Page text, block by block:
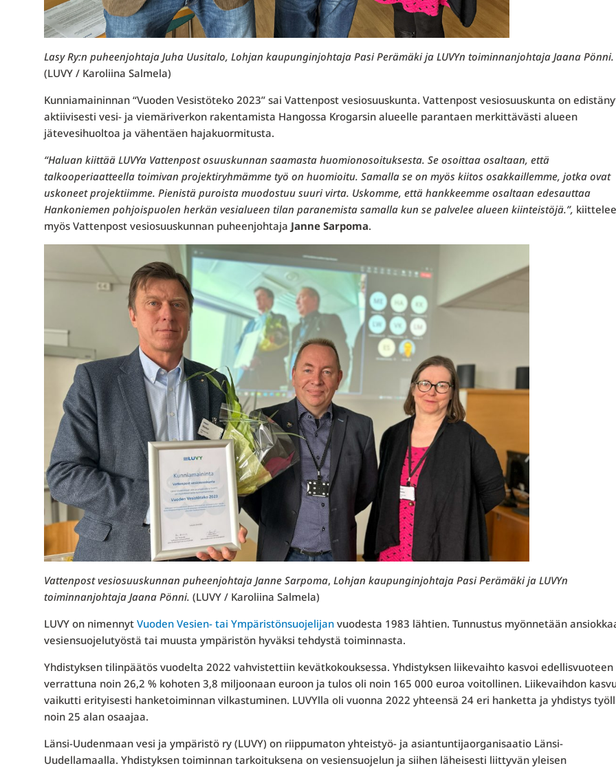
Lasy Ry:n puheenjohtaja Juha Uusitalo, Lohjan kaupunginjohtaja Pasi Perämäki ja LUVYn toiminnanjohtaja Jaana Pönni.
(LUVY / Karoliina Salmela)
Kunniamaininnan “Vuoden Vesistöteko 2023” sai Vattenpost vesiosuuskunta. Vattenpost vesiosuuskunta on
aktiivisesti vesi- ja viemäriverkon rakentamista Hangossa Krogarsin alueelle parantaen merkittävästi alueen
jätevesihuoltoa ja vähentäen hajakuormitusta.
“Haluan kiittää LUVYa Vattenpost osuuskunnan saamasta huomionosoituksesta. Se osoittaa osaltaan, että
talkooperiaatteella toimivan projektiryhmämme työ on huomioitu. Samalla se on myös kiitos osakkaillemme, jotka ovat
uskoneet projektiimme. Pienistä puroista muodostuu suuri virta. Uskomme, että hankkeemme osaltaan edesauttaa
Hankoniemen pohjoispuolen herkän vesialueen tilan paranemista samalla kun se palvelee alueen kiinteistöjä.”, kiittelee
myös Vattenpost vesiosuuskunnan puheenjohtaja Janne Sarpoma.
Vattenpost vesiosuuskunnan puheenjohtaja Janne Sarpoma, Lohjan kaupunginjohtaja Pasi Perämäki ja LUVYn
toiminnanjohtaja Jaana Pönni. (LUVY / Karoliina Salmela)
LUVY on nimennyt Vuoden Vesien- tai Ympäristönsuojelijanvuodesta 1983 lähtien. Tunnustus myönnetään
vesiensuojelutyöstä tai muusta ympäristön hyväksi tehdystä toiminnasta.
Yhdistyksen tilinpäätös vuodelta 2022 vahvistettiin kevätkokouksessa. Yhdistyksen liikevaihto kasvoi edellisvuoteen
verrattuna noin 26,2 % kohoten 3,8 miljoonaan euroon ja tulos oli noin 165 000 euroa voitollinen. Liikevaihdon
vaikutti erityisesti hanketoiminnan vilkastuminen. LUVYlla oli vuonna 2022 yhteensä 24 eri hanketta ja yhdistys
noin 25 alan osaajaa.
Länsi-Uudenmaan vesi ja ympäristö ry (LUVY) on riippumaton yhteistyö- ja asiantuntijaorganisaatio Länsi-
Uudellamaalla. Yhdistyksen toiminnan tarkoituksena on vesiensuojelun ja siihen läheisesti liittyvän yleisen